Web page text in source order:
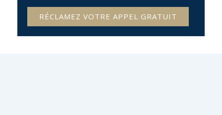
RÉCLAMEZ VOTRE APPEL GRATUIT